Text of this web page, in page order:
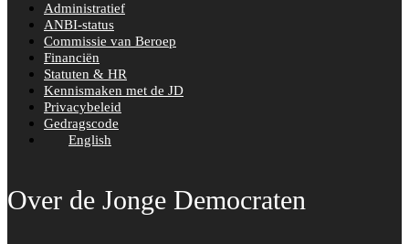
Administratief
ANBI-status
Commissie van Beroep
Financiën
Statuten & HR
Kennismaken met de JD
Privacybeleid
Gedragscode
English
Over de Jonge Democraten